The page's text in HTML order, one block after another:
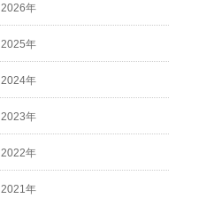
2026年
2025年
2024年
2023年
2022年
2021年